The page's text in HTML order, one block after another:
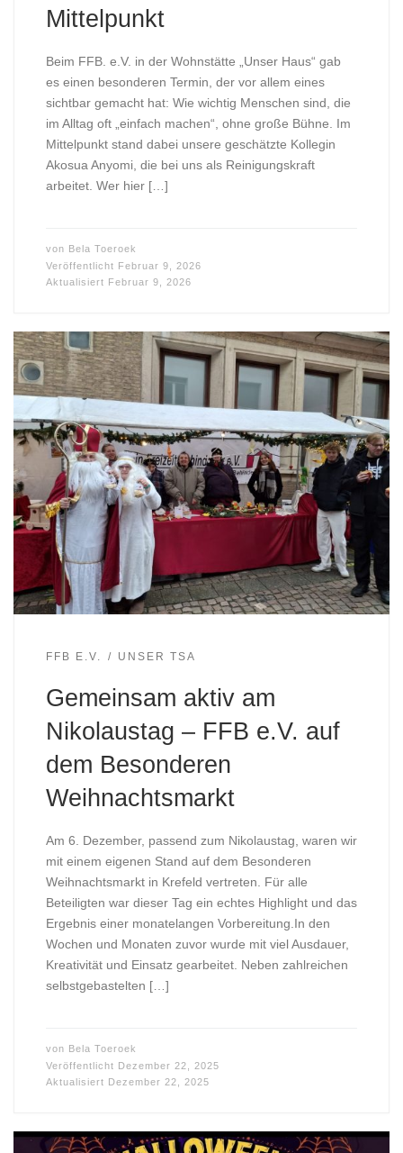
Mittelpunkt
Beim FFB. e.V. in der Wohnstätte „Unser Haus“ gab
es einen besonderen Termin, der vor allem eines
sichtbar gemacht hat: Wie wichtig Menschen sind, die
im Alltag oft „einfach machen“, ohne große Bühne. Im
Mittelpunkt stand dabei unsere geschätzte Kollegin
Akosua Anyomi, die bei uns als Reinigungskraft
arbeitet. Wer hier […]
von Bela Toeroek
Veröffentlicht Februar 9, 2026
Aktualisiert Februar 9, 2026
FFB E.V. UNSER TSA
Gemeinsam aktiv am
Nikolaustag – FFB e.V. auf
dem Besonderen
Weihnachtsmarkt
Am 6. Dezember, passend zum Nikolaustag, waren wir
mit einem eigenen Stand auf dem Besonderen
Weihnachtsmarkt in Krefeld vertreten. Für alle
Beteiligten war dieser Tag ein echtes Highlight und das
Ergebnis einer monatelangen Vorbereitung.In den
Wochen und Monaten zuvor wurde mit viel Ausdauer,
Kreativität und Einsatz gearbeitet. Neben zahlreichen
selbstgebastelten […]
von Bela Toeroek
Veröffentlicht Dezember 22, 2025
Aktualisiert Dezember 22, 2025